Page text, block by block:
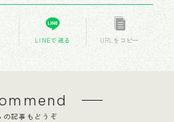
LINEで送る URLをコピー
の記事もどうぞ